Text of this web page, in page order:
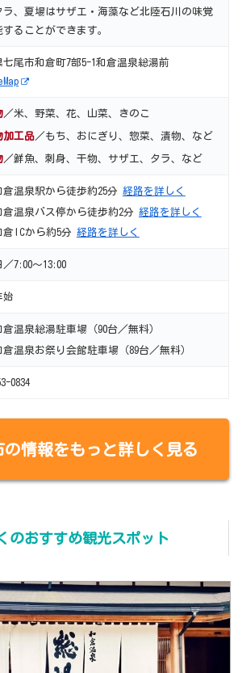
ラ、夏場はサザエ・海藻など北陸石川の味覚
することができます。
七尾市和倉町7部5-1和倉温泉総湯前
／米、野菜、花、山菜、きのこ
加工品／もち、おにぎり、惣菜、漬物、など
／鮮魚、刺身、干物、サザエ、タラ、など
倉温泉駅から徒歩約25分 経路を詳しく
倉温泉バス停から徒歩約2分 経路を詳しく
倉ICから約5分 経路を詳しく
／7:00～13:00
始
倉温泉総湯駐車場（90台／無料）
倉温泉お祭り会館駐車場（89台／無料）
0834
の情報をもっと詳しく見る
のおすすめ観光スポット